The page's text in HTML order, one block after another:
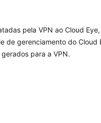
pela VPN ao Cloud
de gerenciamento do Cloud
para a VPN.